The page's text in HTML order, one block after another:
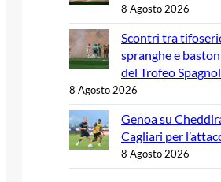
8 Agosto 2026
Scontri tra
spranghe e
del Trofeo
8 Agosto 2026
Genoa su
Cagliari per
8 Agosto 2026